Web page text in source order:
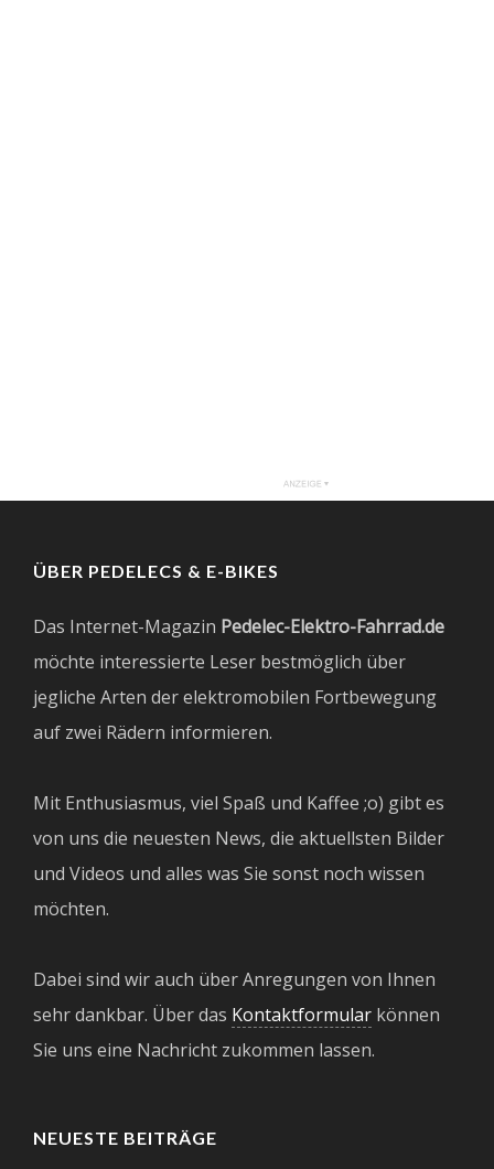
ÜBER PEDELECS & E-BIKES
Das Internet-Magazin Pedelec-Elektro-Fahrrad.de
möchte interessierte Leser bestmöglich über
jegliche Arten der elektromobilen Fortbewegung
auf zwei Rädern informieren.
Mit Enthusiasmus, viel Spaß und Kaffee ;o) gibt es
von uns die neuesten News, die aktuellsten Bilder
und Videos und alles was Sie sonst noch wissen
möchten.
Dabei sind wir auch über Anregungen von Ihnen
sehr dankbar. Über das Kontaktformular können
Sie uns eine Nachricht zukommen lassen.
NEUESTE BEITRÄGE